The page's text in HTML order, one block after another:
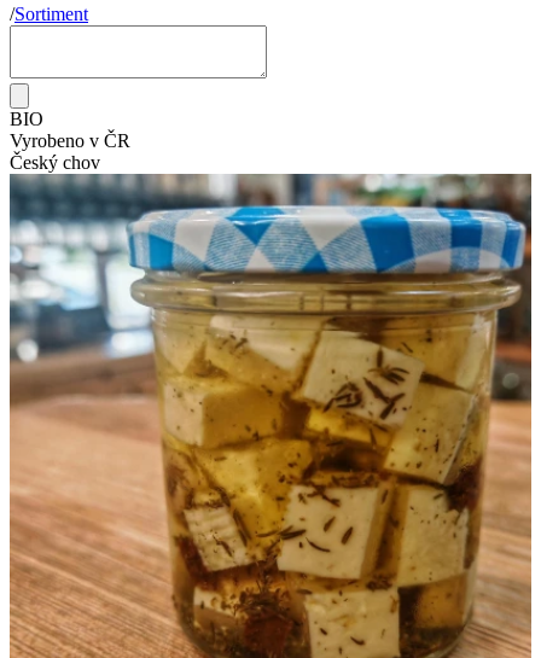
/Sortiment
BIO
Vyrobeno v ČR
Český chov